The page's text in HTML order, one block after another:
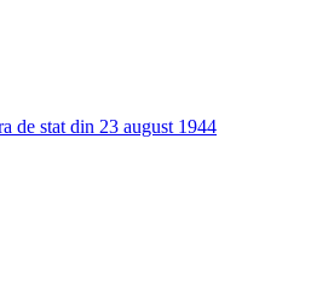
de stat din 23 august 1944